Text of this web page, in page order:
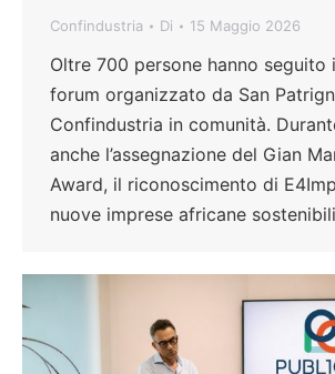
Confindustria Di 15 Maggio 2026
Oltre 700 persone hanno seguito
forum organizzato da San
Confindustria in comunità.
anche l’assegnazione del Gian
Award, il riconoscimento di
nuove imprese africane